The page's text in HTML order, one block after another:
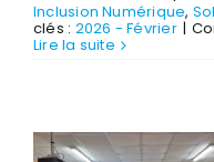
Inclusion Numérique,
clés : 2026 - Février |
Lire la suite